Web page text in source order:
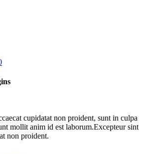
cupidatat non proident, sunt in culpa
mollit anim id est laborum.Excepteur sint
non proident.